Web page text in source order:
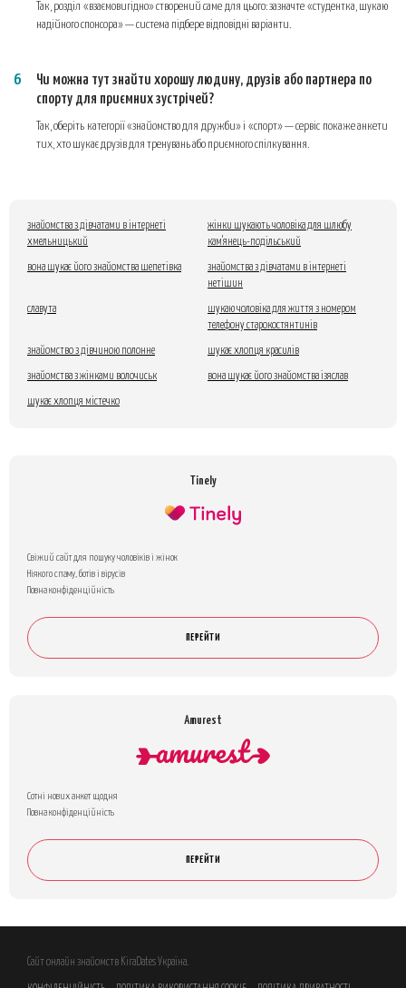
Так, розділ «взаємовигідно» створений саме для цього: зазначте «студентка, шукаю
надійного спонсора» — система підбере відповідні варіанти.
Чи можна тут знайти хорошу людину, друзів або партнера по
спорту для приємних зустрічей?
Так, оберіть категорії «знайомство для дружби» і «спорт» — сервіс покаже анкети
тих, хто шукає друзів для тренувань або приємного спілкування.
знайомства з дівчатами в інтернеті
хмельницький
жінки шукають чоловіка для шлюбу
кам'янець-подільський
вона шукає його знайомства шепетівка
знайомства з дівчатами в інтернеті
нетішин
славута
шукаю чоловіка для життя з номером
телефону старокостянтинів
знайомство з дівчиною полонне шукає хлопця красилів
знайомства з жінками волочиськ вона шукає його знайомства ізяслав
шукає хлопця містечко
Tinely
Свіжий сайт для пошуку чоловіків і жінок
Ніякого спаму, ботів і вірусів
Повна конфіденційність
ПЕРЕЙТИ
Amurest
Сотні нових анкет щодня
Повна конфіденційність
ПЕРЕЙТИ
Сайт онлайн знайомств KiraDates Україна.